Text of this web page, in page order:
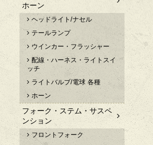
ホーン
ヘッドライト/ナセル
テールランプ
ウインカー・フラッシャー
配線・ハーネス・ライトスイ
ッチ
ライトバルブ/電球 各種
ホーン
フォーク・ステム・サスペ
ンション
フロントフォーク